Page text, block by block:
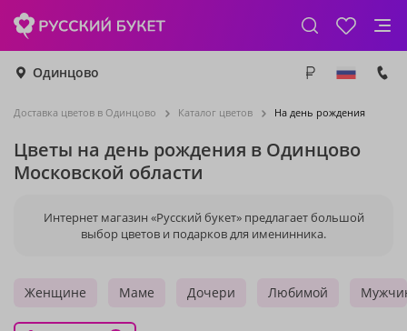
Одинцово
Доставка цветов в Одинцово Каталог цветов На день рождения
Цветы на день рождения в Одинцово
Московской области
Интернет магазин «Русский букет» предлагает большой
выбор цветов и подарков для именинника.
Женщине Маме Дочери Любимой